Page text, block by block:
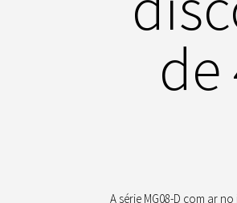
de
A série MG08-D com ar